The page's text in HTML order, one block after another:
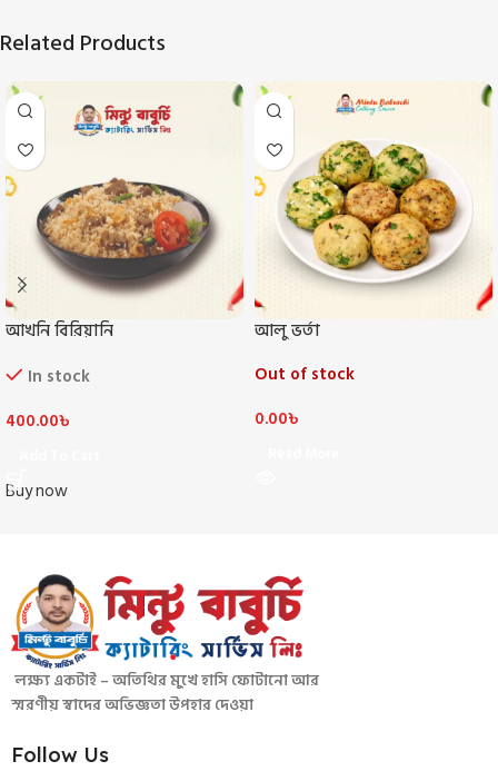
Related Products
আখনি বিরিয়ানি
In stock
400.00৳
Buy now
আলু ভর্তা
Out of stock
0.00৳
লক্ষ্য একটাই – অতিথির মুখে হাসি ফোটানো আর
স্মরণীয় স্বাদের অভিজ্ঞতা উপহার দেওয়া
Follow Us